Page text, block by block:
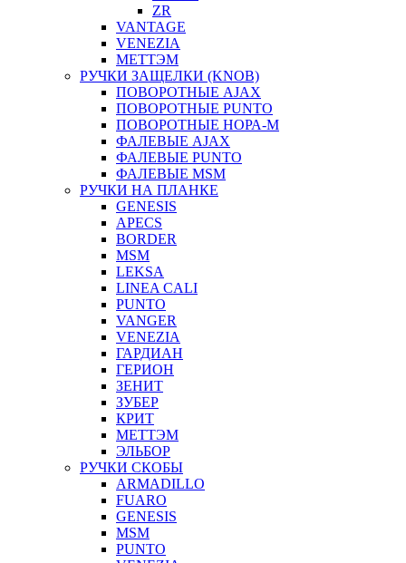
ZR
VANTAGE
VENEZIA
МЕТТЭМ
РУЧКИ ЗАЩЕЛКИ (KNOB)
ПОВОРОТНЫЕ AJAX
ПОВОРОТНЫЕ PUNTO
ПОВОРОТНЫЕ НОРА-М
ФАЛЕВЫЕ AJAX
ФАЛЕВЫЕ PUNTO
ФАЛЕВЫЕ MSM
РУЧКИ НА ПЛАНКЕ
GENESIS
APECS
BORDER
MSM
LEKSA
LINEA CALI
PUNTO
VANGER
VENEZIA
ГАРДИАН
ГЕРИОН
ЗЕНИТ
ЗУБЕР
КРИТ
МЕТТЭМ
ЭЛЬБОР
РУЧКИ СКОБЫ
ARMADILLO
FUARO
GENESIS
MSM
PUNTO